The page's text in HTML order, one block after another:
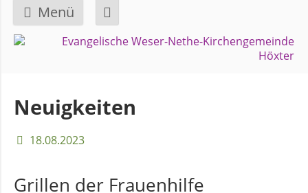
Menü
Navigation
GEMEINDE
Über
uns
Bezirke
Neuigkeiten
18.08.2023
Grillen der Frauenhilfe